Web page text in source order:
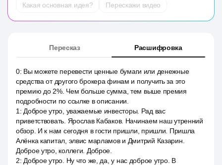
Какая основная идея?
Перескажи видео
Пересказ Расшифровка
0: Вы можете перевести ценные бумаги или денежные
средства от другого брокера финам и получить за это
премию до 2%. Чем больше сумма, тем выше премия
подробности по ссылке в описании.
1 : Доброе утро, уважаемые инвесторы. Рад вас
приветствовать. Ярослав Кабаков. Начинаем наш утренний
обзор. И к нам сегодня в гости пришли, пришли. Пришла
Алёнка капитал, элвис марламов и Дмитрий Казарин.
Доброе утро, коллеги. Доброе.
2: Доброе утро. Ну что же, да, у нас доброе утро. В